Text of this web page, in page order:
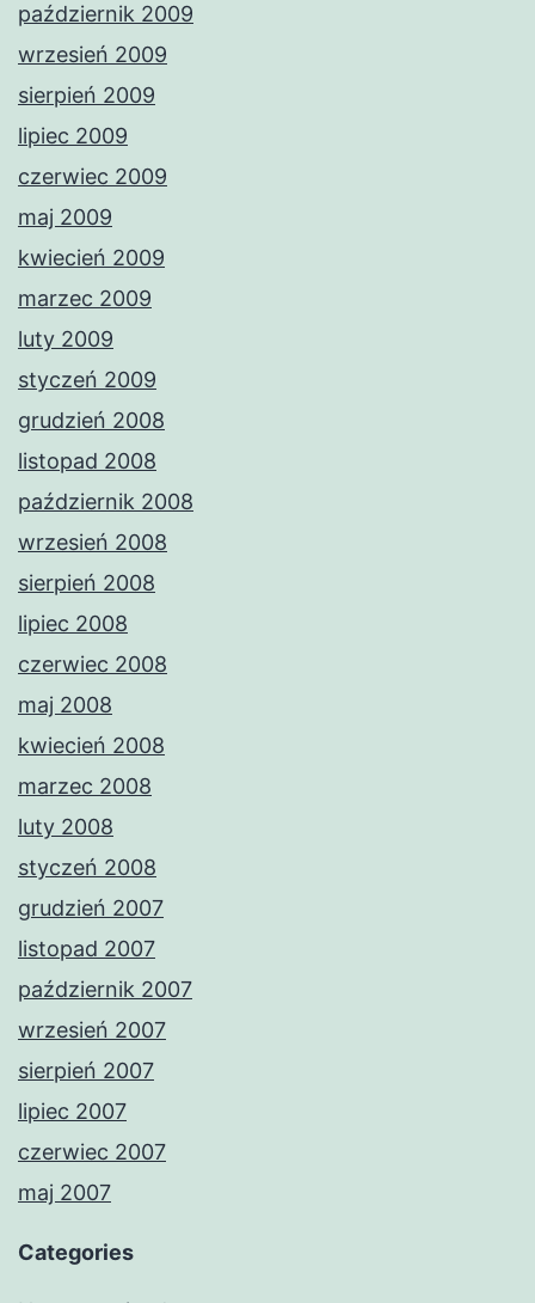
październik 2009
wrzesień 2009
sierpień 2009
lipiec 2009
czerwiec 2009
maj 2009
kwiecień 2009
marzec 2009
luty 2009
styczeń 2009
grudzień 2008
listopad 2008
październik 2008
wrzesień 2008
sierpień 2008
lipiec 2008
czerwiec 2008
maj 2008
kwiecień 2008
marzec 2008
luty 2008
styczeń 2008
grudzień 2007
listopad 2007
październik 2007
wrzesień 2007
sierpień 2007
lipiec 2007
czerwiec 2007
maj 2007
Categories